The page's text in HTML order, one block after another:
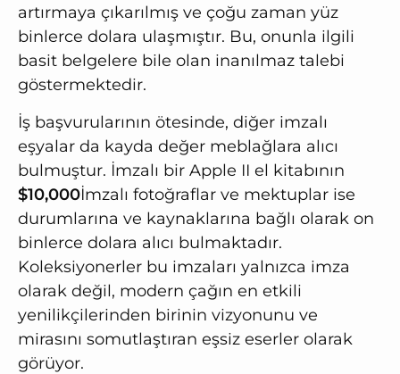
artırmaya çıkarılmış ve çoğu zaman yüz
binlerce dolara ulaşmıştır. Bu, onunla ilgili
basit belgelere bile olan inanılmaz talebi
göstermektedir.
İş başvurularının ötesinde, diğer imzalı
eşyalar da kayda değer meblağlara alıcı
bulmuştur. İmzalı bir Apple II el kitabının
$10,000İmzalı fotoğraflar ve mektuplar ise
durumlarına ve kaynaklarına bağlı olarak on
binlerce dolara alıcı bulmaktadır.
Koleksiyonerler bu imzaları yalnızca imza
olarak değil, modern çağın en etkili
yenilikçilerinden birinin vizyonunu ve
mirasını somutlaştıran eşsiz eserler olarak
görüyor.